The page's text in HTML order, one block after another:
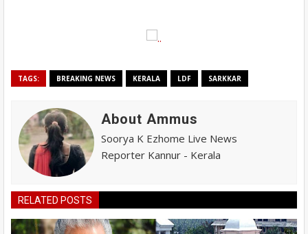
TAGS: BREAKING NEWS KERALA LDF SARKKAR
About Ammus
Soorya K Ezhome Live News
Reporter Kannur - Kerala
RELATED POSTS